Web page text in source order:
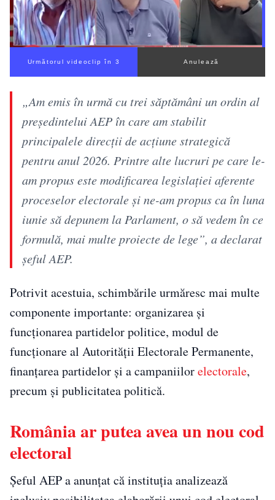
Următorul videoclip în 2 Anulează
„Am emis în urmă cu trei săptămâni un ordin al
preşedintelui AEP în care am stabilit
principalele direcţii de acţiune strategică
pentru anul 2026. Printre alte lucruri pe care le-
am propus este modificarea legislaţiei aferente
proceselor electorale şi ne-am propus ca în luna
iunie să depunem la Parlament, o să vedem în ce
formulă, mai multe proiecte de lege”, a declarat
șeful AEP.
Potrivit acestuia, schimbările urmăresc mai multe
componente importante: organizarea și
funcționarea partidelor politice, modul de
funcționare al Autorității Electorale Permanente,
finanțarea partidelor și a campaniilorelectorale,
precum și publicitatea politică.
România ar putea avea un nou cod
electoral
Șeful AEP a anunțat că instituția analizează